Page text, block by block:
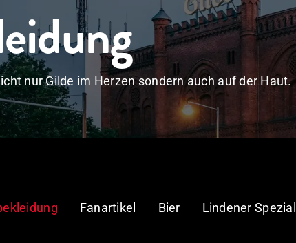
nur Gilde im Herzen sondern auch auf der Haut.
Fanartikel Bier Lindener Spezial